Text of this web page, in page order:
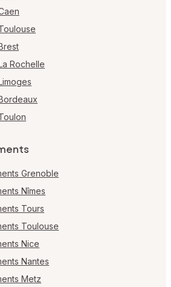
Rochelle
Grenoble
Nîmes
Tours
Toulouse
Nice
Nantes
Metz